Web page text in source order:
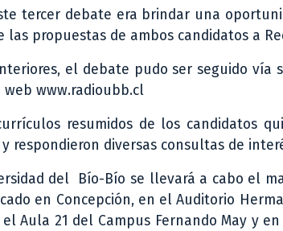
tercer debate era brindar una
las propuestas de ambos candidatos a
el debate pudo ser seguido vía
web www.radioubb.cl
resumidos de los candidatos
respondieron diversas consultas de
del Bío-Bío se llevará a cabo el
en Concepción, en el Auditorio
Aula 21 del Campus Fernando May y